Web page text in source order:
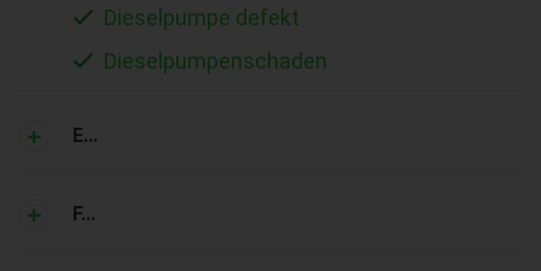
Dieselpumpe defekt
Dieselpumpenschaden
E...
F...